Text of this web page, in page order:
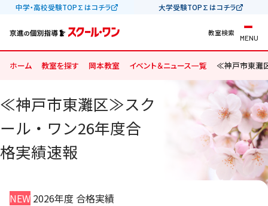
中学・高校受験TOP∑はコチラ 大学受験TOP∑はコチラ
教室検索
MENU
ホーム 教室を探す 岡本教室 イベント＆ニュース一覧 ≪神戸市東灘
≪神戸市東灘区≫スク
ール・ワン26年度合
格実績速報
NEW 2026年度 合格実績